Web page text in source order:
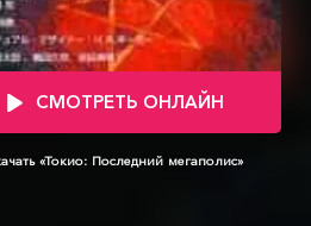
СМОТРЕТЬ ОНЛАЙН
«Токио: Последний мегаполис»